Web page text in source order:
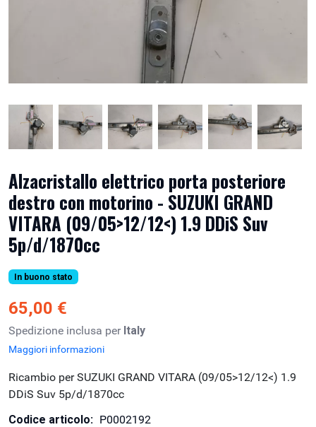
Alzacristallo elettrico porta posteriore
destro con motorino - SUZUKI GRAND
VITARA (09/05>12/12<) 1.9 DDiS Suv
5p/d/1870cc
In buono stato
65,00 €
Spedizione inclusa per Italy
Maggiori informazioni
Ricambio per SUZUKI GRAND VITARA (09/05>12/12<) 1.9
DDiS Suv 5p/d/1870cc
Codice articolo: P0002192